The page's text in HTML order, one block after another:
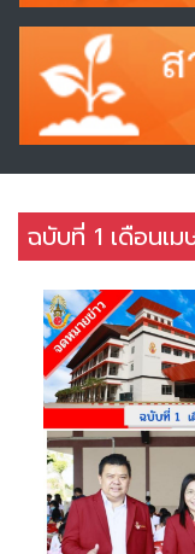
ฉบับที่ 1 เดือนเ